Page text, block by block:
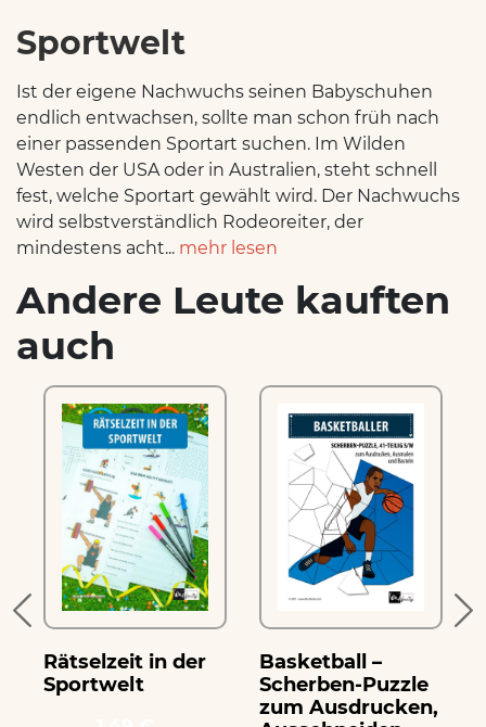
Sportwelt
Ist der eigene Nachwuchs seinen Babyschuhen
endlich entwachsen, sollte man schon früh nach
einer passenden Sportart suchen. Im Wilden
Westen der USA oder in Australien, steht schnell
fest, welche Sportart gewählt wird. Der Nachwuchs
wird selbstverständlich Rodeoreiter, der
mindestens acht... mehr lesen
Andere Leute kauften
auch
Rätselzeit in der
Sportwelt
Basketball –
Scherben-Puzzle
zum Ausdrucken,